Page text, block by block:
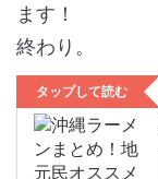
ます！
終わり。
タップして読む